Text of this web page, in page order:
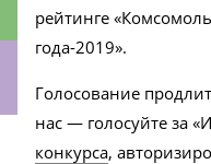
рейтинге
года-2019».
Голосование
нас — голосуйте за
конкурса,